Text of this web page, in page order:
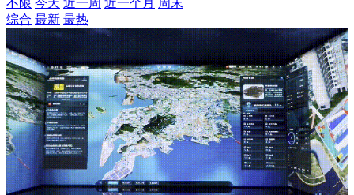
不限 今天 近一周 近一个月 周末
综合 最新 最热